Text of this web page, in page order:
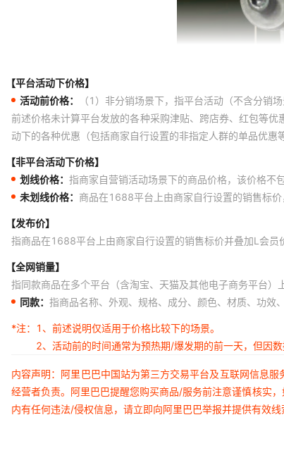
【平台活动下价格】
活动前价格：
（1）非分销场景下，指平台活动（不含分销
前述价格未计算平台发放的各种采购津贴、跨店券、红包等
动下的各种优惠（包括商家自行设置的非指定人群的单品优
【非平台活动下价格】
划线价格： 指商家自营销活动场景下的商品价格，该价格不
未划线价格： 商品在1688平台上由商家自行设置的销售标
【发布价】
指商品在1688平台上由商家自行设置的销售标价并叠加L会员
【全网销量】
指同款商品在多个平台（含淘宝、天猫及其他电子商务平台）
同款： 指商品名称、外观、规格、成分、颜色、材质、功效
*注：
1、前述说明仅适用于价格比较下的场景。
2、活动前的时间通常为预热期/爆发期的前一天，但因
内容声明：阿里巴巴中国站为第三方交易平台及互联网信息
经营者负责。阿里巴巴提醒您购买商品/服务前注意谨慎核实
内有任何违法/侵权信息，请立即向阿里巴巴举报并提供有效线